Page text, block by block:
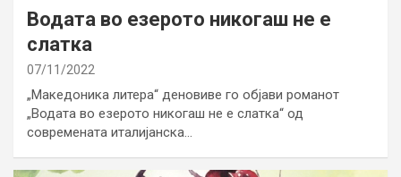
Водата во езерото никогаш не е
слатка
07/11/2022
„Македоника литера“ деновиве го објави романот
„Водата во езерото никогаш не е слатка“ од
современата италијанска…